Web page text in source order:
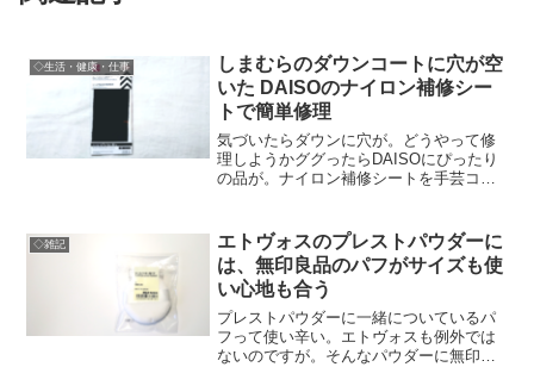
◇生活・健康・仕事
しまむらのダウンコートに穴が空
いた DAISOのナイロン補修シー
トで簡単修理
気づいたらダウンに穴が。どうやって修
理しようかググったらDAISOにぴったり
の品が。ナイロン補修シートを手芸コー
◇雑記
エトヴォスのプレストパウダーに
は、無印良品のパフがサイズも使
い心地も合う
プレストパウダーに一緒についているパ
フって使い辛い。エトヴォスも例外では
ないのですが。そんなパウダーに無印の